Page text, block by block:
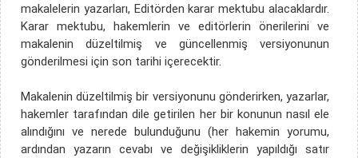
makalelerin yazarları, Editörden karar mektubu alacaklardır.
Karar mektubu, hakemlerin ve editörlerin önerilerini ve
makalenin düzeltilmiş ve güncellenmiş versiyonunun
gönderilmesi için son tarihi içerecektir.
Makalenin düzeltilmiş bir versiyonunu gönderirken, yazarlar,
hakemler tarafından dile getirilen her bir konunun nasıl ele
alındığını ve nerede bulunduğunu (her hakemin yorumu,
ardından yazarın cevabı ve değişikliklerin yapıldığı satır